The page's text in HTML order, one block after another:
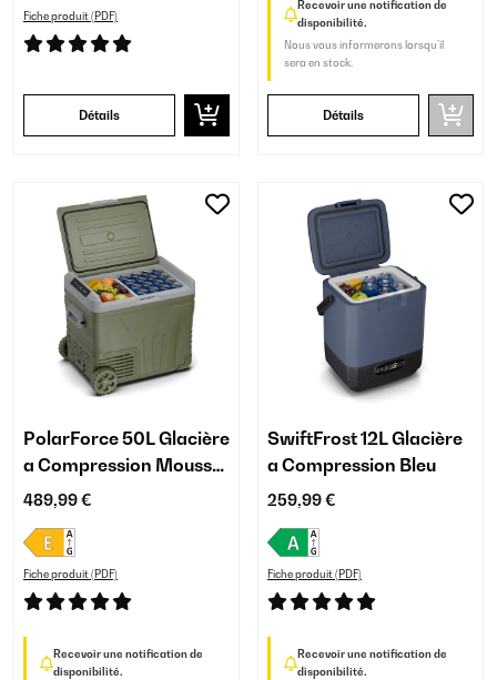
Fiche produit (PDF)
Détails
Recevoir une notification de
disponibilité.
Nous vous informerons lorsqu’il
sera en stock.
Détails
PolarForce 50L Glacière
a Compression Mousse
Sombre
489,99 €
Fiche produit (PDF)
Recevoir une notification de
disponibilité.
SwiftFrost 12L Glacière
a Compression Bleu
259,99 €
Fiche produit (PDF)
Recevoir une notification de
disponibilité.